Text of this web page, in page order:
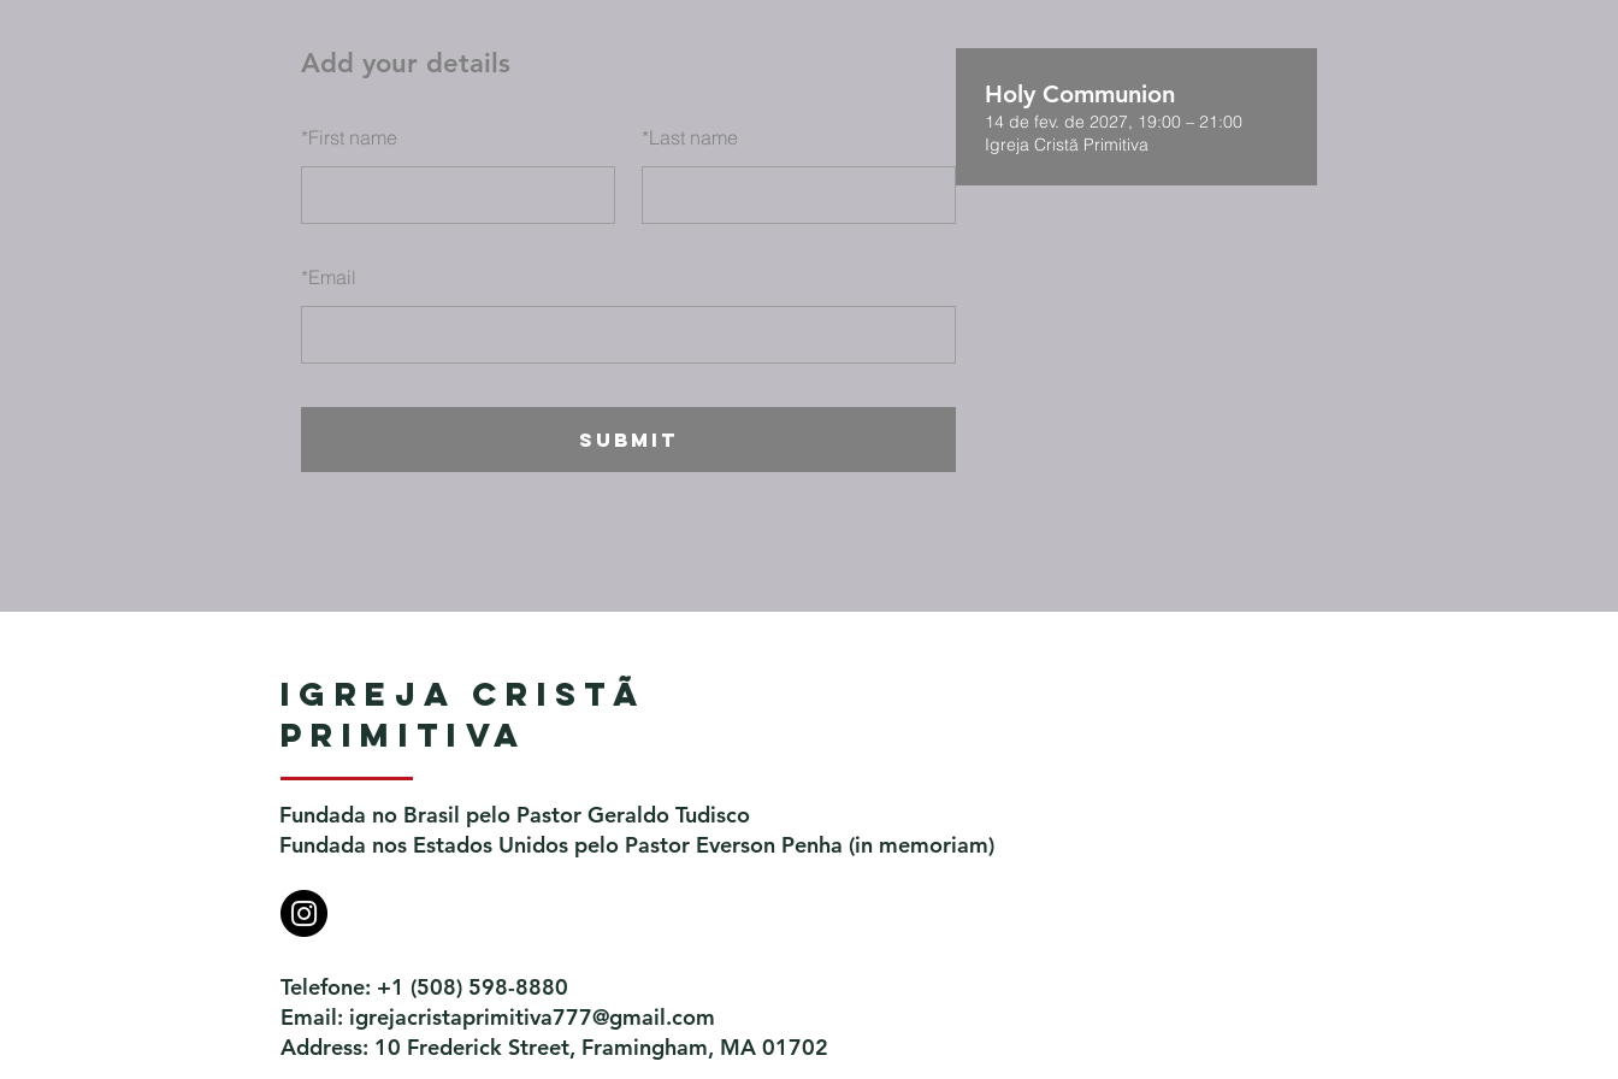
Add your details
*First name *Last name
*Email
SUBMIT
Holy Communion
14 de fev. de 2027, 19:00 – 21:00
Igreja Cristã Primitiva
Igreja Cristã
Primitiva
Fundada no Brasil pelo Pastor Geraldo Tudisco
Fundada nos Estados Unidos pelo Pastor Everson Penha​ (in memoriam)
Telefone: +1 (508) 598-8880
Email: igrejacristaprimitiva777@gmail.com
Address: 10 Frederick Street, Framingham, MA 01702